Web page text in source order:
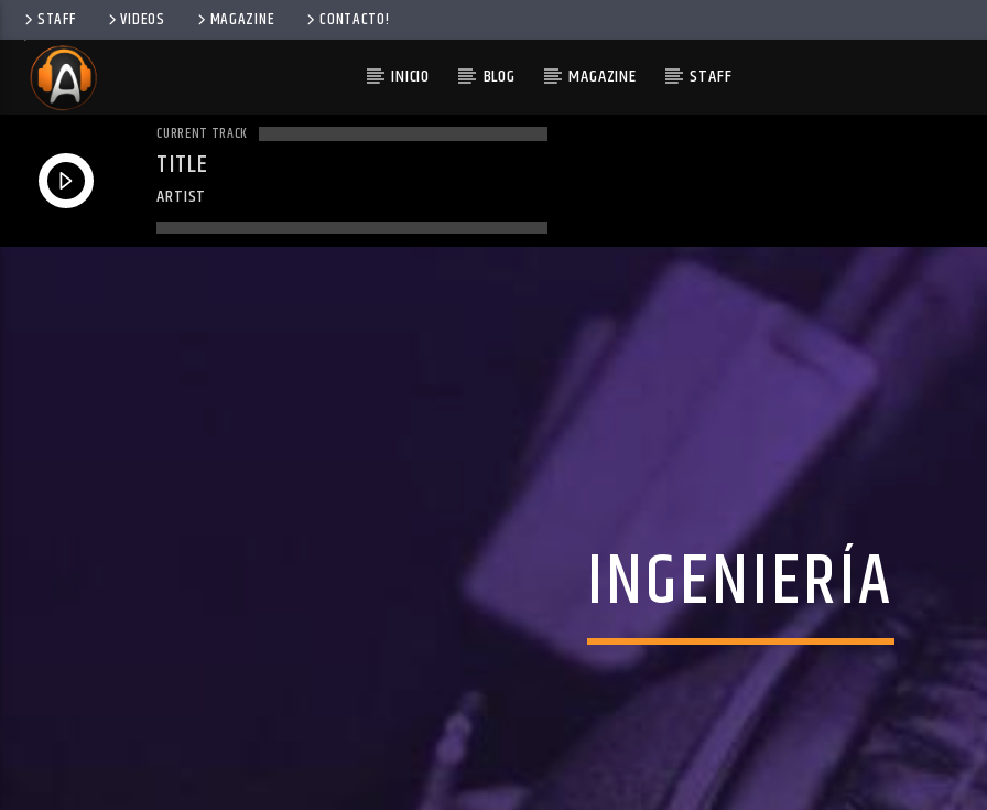
STAFF VIDEOS MAGAZINE CONTACTO!
INICIO BLOG MAGAZINE STAFF
CURRENT TRACK
TITLE
ARTIST
INGENIERÍA